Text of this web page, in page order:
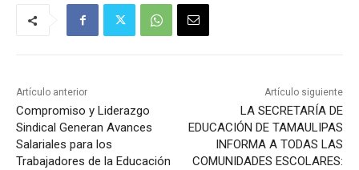
Artículo anterior
Compromiso y Liderazgo
Sindical Generan Avances
Salariales para los
Trabajadores de la Educación
Artículo siguiente
LA SECRETARÍA DE
EDUCACIÓN DE TAMAULIPAS
INFORMA A TODAS LAS
COMUNIDADES ESCOLARES: